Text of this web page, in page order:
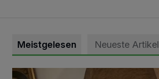
Meistgelesen Neueste Artikel
„Loss dir nix jefalle“ in 7 Tage 1 Song